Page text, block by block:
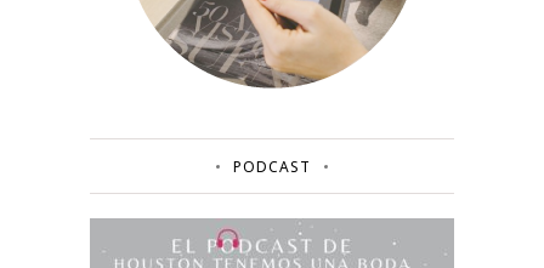
PODCAST